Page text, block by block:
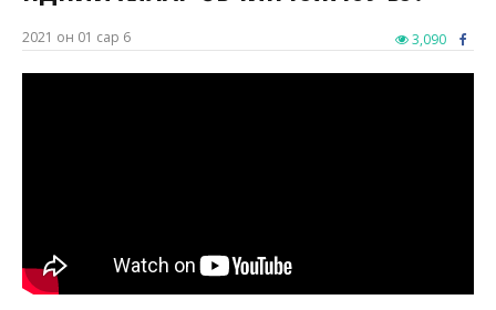
2021 он 01 сар 6 3,090